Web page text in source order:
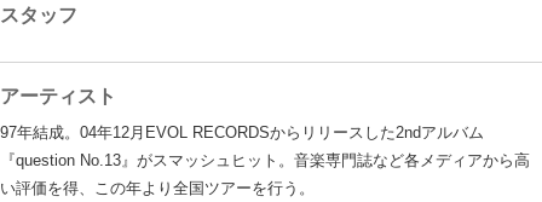
スタッフ
アーティスト
97年結成。04年12月EVOL RECORDSからリリースした2ndアルバム
『question No.13』がスマッシュヒット。音楽専門誌など各メディアから高
い評価を得、この年より全国ツアーを行う。